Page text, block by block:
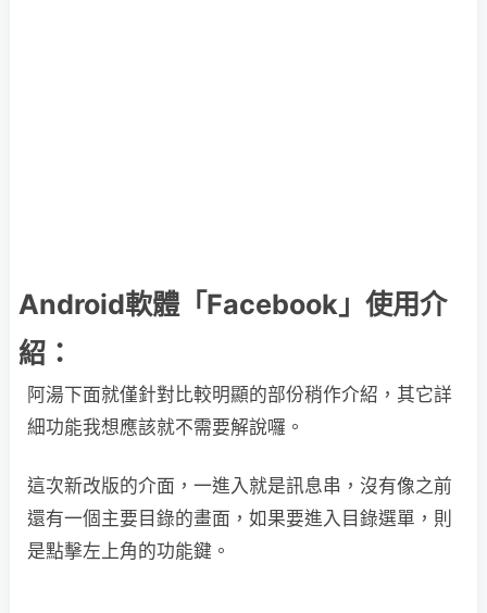
Android軟體「Facebook」使用介
紹：
阿湯下面就僅針對比較明顯的部份稍作介紹，其它詳
細功能我想應該就不需要解說囉。
這次新改版的介面，一進入就是訊息串，沒有像之前
還有一個主要目錄的畫面，如果要進入目錄選單，則
是點擊左上角的功能鍵。